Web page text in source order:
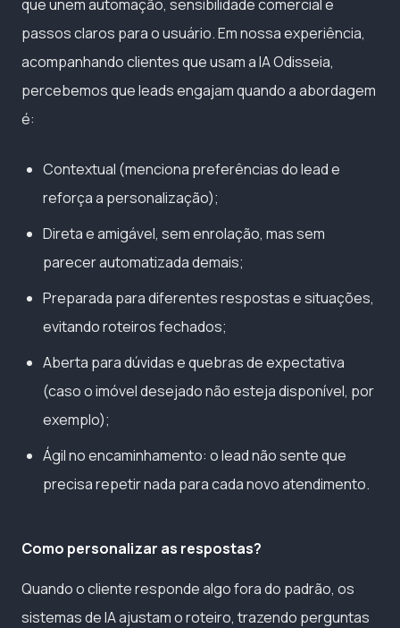
que unem automação, sensibilidade comercial e
passos claros para o usuário. Em nossa experiência,
acompanhando clientes que usam a IA Odisseia,
percebemos que leads engajam quando a abordagem
é:
Contextual (menciona preferências do lead e
reforça a personalização);
Direta e amigável, sem enrolação, mas sem
parecer automatizada demais;
Preparada para diferentes respostas e situações,
evitando roteiros fechados;
Aberta para dúvidas e quebras de expectativa
(caso o imóvel desejado não esteja disponível, por
exemplo);
Ágil no encaminhamento: o lead não sente que
precisa repetir nada para cada novo atendimento.
Como personalizar as respostas?
Quando o cliente responde algo fora do padrão, os
sistemas de IA ajustam o roteiro, trazendo perguntas